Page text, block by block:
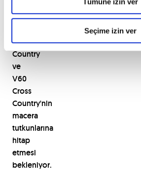
Seçime izin ver
olarak
Cross
Country
ve
V60
Cross
Country'nin
macera
tutkunlarına
hitap
etmesi
bekleniyor.